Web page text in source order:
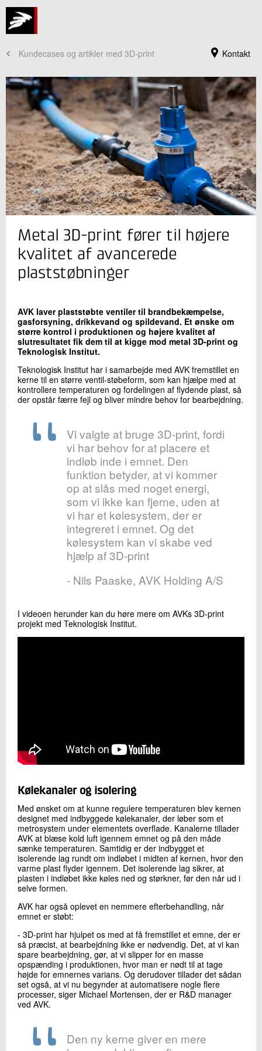
Kontakt
Kundecases og artikler med 3D-print
Jeg er din kontaktperson
Brian Lykke Christensen
Sektionsleder
Industriel 3D print
+45 72 20 20 58
Skriv til mig
Send
Metal 3D-print fører til højere
kvalitet af avancerede
plaststøbninger
AVK laver plaststøbte ventiler til brandbekæmpelse,
gasforsyning, drikkevand og spildevand. Et ønske om
større kontrol i produktionen og højere kvalitet af
slutresultatet fik dem til at kigge mod metal 3D-print og
Teknologisk Institut.
Teknologisk Institut har i samarbejde med AVK fremstillet en
kerne til en større ventil-støbeform, som kan hjælpe med at
kontrollere temperaturen og fordelingen af flydende plast, så
der opstår færre fejl og bliver mindre behov for bearbejdning.
Vi valgte at bruge 3D-print, fordi
vi har behov for at placere et
indløb inde i emnet. Den
funktion betyder, at vi kommer
op at slås med noget energi,
som vi ikke kan fjerne, uden at
vi har et kølesystem, der er
integreret i emnet. Og det
kølesystem kan vi skabe ved
hjælp af 3D-print
- Nils Paaske, AVK Holding A/S
I videoen herunder kan du høre mere om AVKs 3D-print
projekt med Teknologisk Institut.
Kølekanaler og isolering
Med ønsket om at kunne regulere temperaturen blev kernen
designet med indbyggede kølekanaler, der løber som et
metrosystem under elementets overflade. Kanalerne tillader
AVK at blæse kold luft igennem emnet og på den måde
sænke temperaturen. Samtidig er der indbygget et
isolerende lag rundt om indløbet i midten af kernen, hvor den
varme plast flyder igennem. Det isolerende lag sikrer, at
plasten i indløbet ikke køles ned og størkner, før den når ud i
selve formen.
AVK har også oplevet en nemmere efterbehandling, når
emnet er støbt:
- 3D-print har hjulpet os med at få fremstillet et emne, der er
så præcist, at bearbejdning ikke er nødvendig. Det, at vi kan
spare bearbejdning, gør, at vi slipper for en masse
opspænding i produktionen, hvor man er nødt til at tage
højde for emnernes varians. Og derudover tillader det sådan
set også, at vi nu begynder at automatisere nogle flere
processer, siger Michael Mortensen, der er R&D manager
ved AVK.
Den ny kerne giver en mere